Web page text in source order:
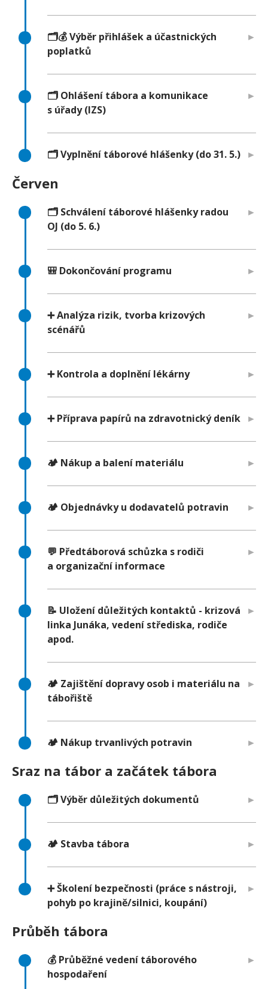
🗂️💰 Výběr přihlášek a účastnických
poplatků
🗂️ Ohlášení tábora a komunikace
s úřady (IZS)
🗂️ Vyplnění táborové hlášenky (do 31. 5.)
Červen
🗂️ Schválení táborové hlášenky radou
OJ (do 5. 6.)
🎒 Dokončování programu
➕ Analýza rizik, tvorba krizových
scénářů
➕ Kontrola a doplnění lékárny
➕ Příprava papírů na zdravotnický deník
🏕️ Nákup a balení materiálu
🏕️ Objednávky u dodavatelů potravin
💬 Předtáborová schůzka s rodiči
a organizační informace
📝 Uložení důležitých kontaktů - krizová
linka Junáka, vedení střediska, rodiče
apod.
🏕️ Zajištění dopravy osob i materiálu na
tábořiště
🏕️ Nákup trvanlivých potravin
Sraz na tábor a začátek tábora
🗂️ Výběr důležitých dokumentů
🏕️ Stavba tábora
➕ Školení bezpečnosti (práce s nástroji,
pohyb po krajině/silnici, koupání)
Průběh tábora
💰 Průběžné vedení táborového
hospodaření